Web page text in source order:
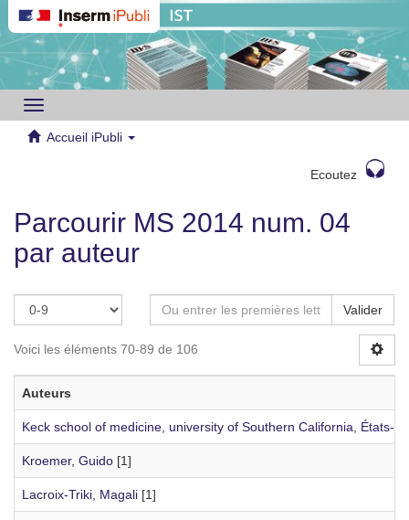
Toggle
navigation
Accueil iPubli
Ecoutez
Parcourir MS 2014 num. 04
par auteur
Valider
Voici les éléments 70-89 de 106
Auteurs
Keck school of medicine, university of Southern California, États-
Kroemer, Guido [1]
Lacroix-Triki, Magali [1]